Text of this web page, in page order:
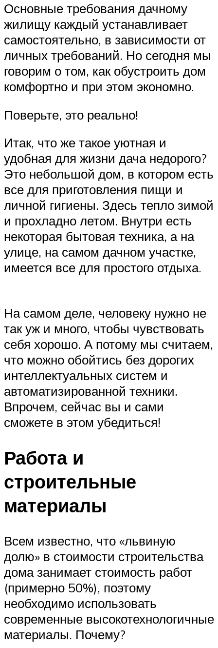
Основные требования дачному
жилищу каждый устанавливает
самостоятельно, в зависимости от
личных требований. Но сегодня мы
говорим о том, как обустроить дом
комфортно и при этом экономно.
Поверьте, это реально!
Итак, что же такое уютная и
удобная для жизни дача недорого?
Это небольшой дом, в котором есть
все для приготовления пищи и
личной гигиены. Здесь тепло зимой
и прохладно летом. Внутри есть
некоторая бытовая техника, а на
улице, на самом дачном участке,
имеется все для простого отдыха.
На самом деле, человеку нужно не
так уж и много, чтобы чувствовать
себя хорошо. А потому мы считаем,
что можно обойтись без дорогих
интеллектуальных систем и
автоматизированной техники.
Впрочем, сейчас вы и сами
сможете в этом убедиться!
Работа и
строительные
материалы
Всем известно, что «львиную
долю» в стоимости строительства
дома занимает стоимость работ
(примерно 50%), поэтому
необходимо использовать
современные высокотехнологичные
материалы. Почему?